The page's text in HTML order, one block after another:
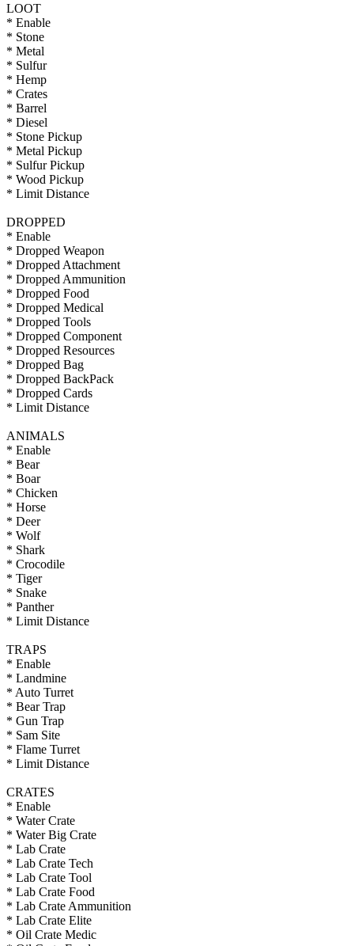
LOOT
* Enable
* Stone
* Metal
* Sulfur
* Hemp
* Crates
* Barrel
* Diesel
* Stone Pickup
* Metal Pickup
* Sulfur Pickup
* Wood Pickup
* Limit Distance
DROPPED
* Enable
* Dropped Weapon
* Dropped Attachment
* Dropped Ammunition
* Dropped Food
* Dropped Medical
* Dropped Tools
* Dropped Component
* Dropped Resources
* Dropped Bag
* Dropped BackPack
* Dropped Cards
* Limit Distance
ANIMALS
* Enable
* Bear
* Boar
* Chicken
* Horse
* Deer
* Wolf
* Shark
* Crocodile
* Tiger
* Snake
* Panther
* Limit Distance
TRAPS
* Enable
* Landmine
* Auto Turret
* Bear Trap
* Gun Trap
* Sam Site
* Flame Turret
* Limit Distance
CRATES
* Enable
* Water Crate
* Water Big Crate
* Lab Crate
* Lab Crate Tech
* Lab Crate Tool
* Lab Crate Food
* Lab Crate Ammunition
* Lab Crate Elite
* Oil Crate Medic